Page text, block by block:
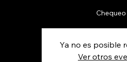
Chequeo
Ya no es posible
Ver otros